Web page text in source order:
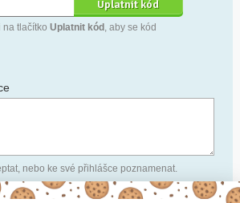
na tlačítko Uplatnit kód, aby se kód
nebo ke své přihlášce poznamenat.
– odesláním přihlášky se automaticky